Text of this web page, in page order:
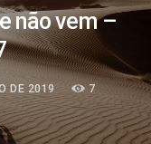
não vem –
DE 2019 7